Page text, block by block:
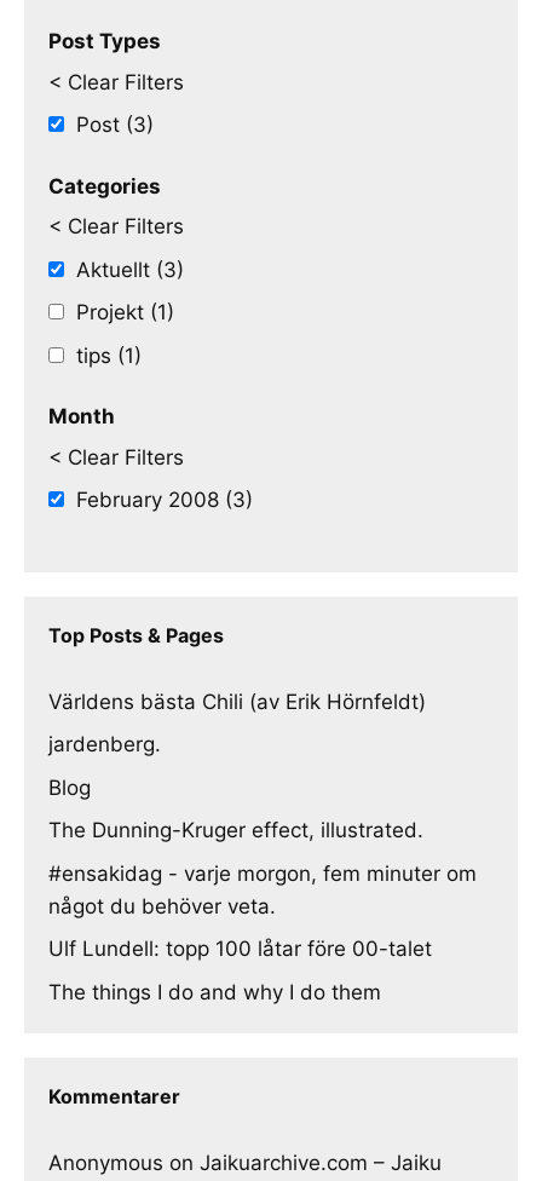
Post Types
< Clear Filters
Post (3)
Categories
< Clear Filters
Aktuellt (3)
Projekt (1)
tips (1)
Month
< Clear Filters
February 2008 (3)
Top Posts & Pages
Världens bästa Chili (av Erik Hörnfeldt)
jardenberg.
Blog
The Dunning-Kruger effect, illustrated.
#ensakidag - varje morgon, fem minuter om
något du behöver veta.
Ulf Lundell: topp 100 låtar före 00-talet
The things I do and why I do them
Kommentarer
Anonymous on Jaikuarchive.com – Jaiku